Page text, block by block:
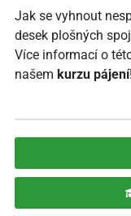
Jak se vyhnout
desek plošných
Více informací o
našem kurzu pájení!